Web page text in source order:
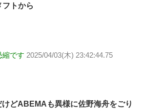
フトから
縮です 2025/04/03(木) 23:42:44.75
どABEMAも異様に佐野海舟をごり